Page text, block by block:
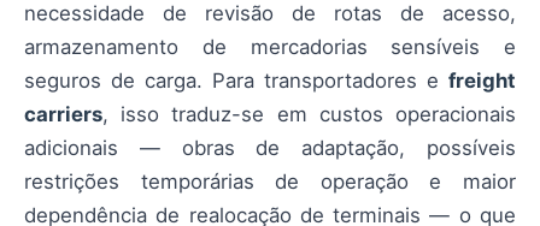
necessidade de revisão de rotas de acesso,
armazenamento de mercadorias sensíveis e
seguros de carga. Para transportadores e freight
carriers, isso traduz-se em custos operacionais
adicionais — obras de adaptação, possíveis
restrições temporárias de operação e maior
dependência de realocação de terminais — o que